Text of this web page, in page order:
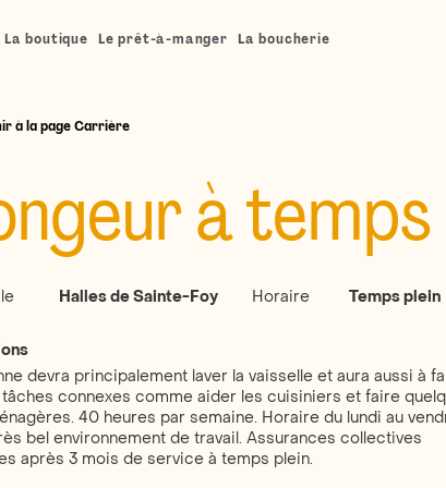
La boutique Le prêt-à-manger La boucherie
à la page Carrière
à
Halles de Sainte-Foy Horaire Temps plein
devra principalement laver la vaisselle et aura aussi à
connexes comme aider les cuisiniers et faire
40 heures par semaine. Horaire du lundi au
bel environnement de travail. Assurances collectives
après 3 mois de service à temps plein.